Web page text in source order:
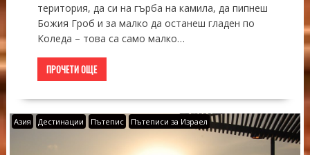
територия, да си на гърба на камила, да пипнеш
Божия Гроб и за малко да останеш гладен по
Коледа – това са само малко…
ПРОЧЕТИ ОЩЕ
Азия Дестинации Пътепис Пътеписи за Израел